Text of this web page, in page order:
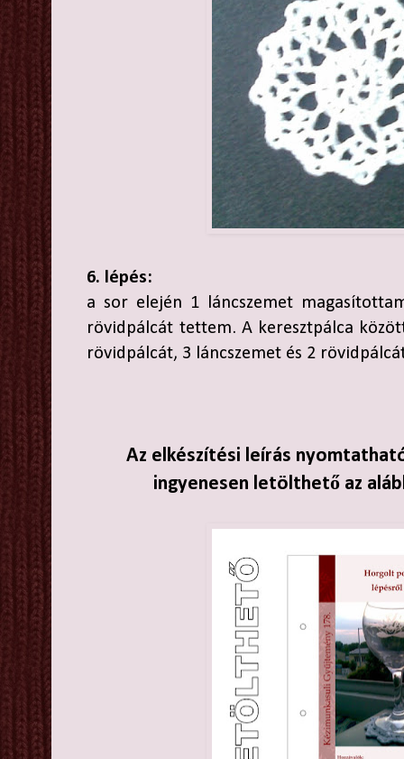
6. lépés:
a sor elején 1 láncszemet
rövidpálcát tettem. A keresztpálca
rövidpálcát, 3 láncszemet és 2
Az elkészítési leírás
ingyenesen letölthető az